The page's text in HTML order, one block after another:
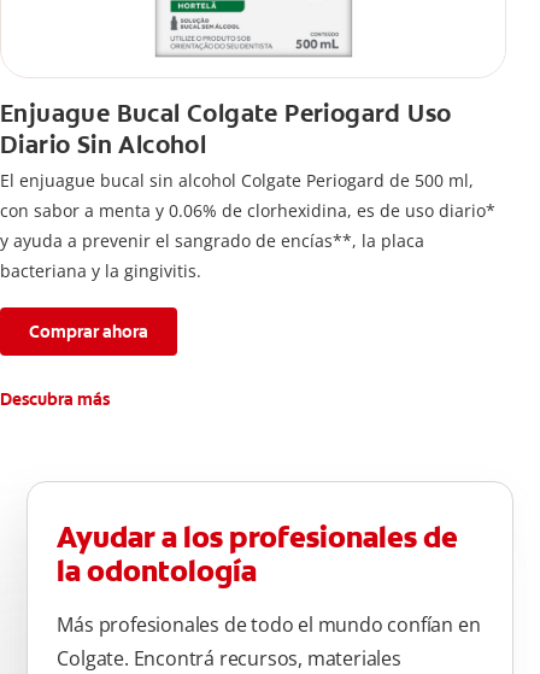
Enjuague Bucal Colgate Periogard Uso
Diario Sin Alcohol
El enjuague bucal sin alcohol Colgate Periogard de 500 ml,
con sabor a menta y 0.06% de clorhexidina, es de uso diario*
y ayuda a prevenir el sangrado de encías**, la placa
bacteriana y la gingivitis.
Comprar ahora
Descubra más
Ayudar a los profesionales de
la odontología
Más profesionales de todo el mundo confían en
Colgate. Encontrá recursos, materiales